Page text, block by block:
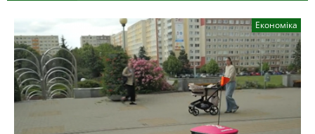
Економіка